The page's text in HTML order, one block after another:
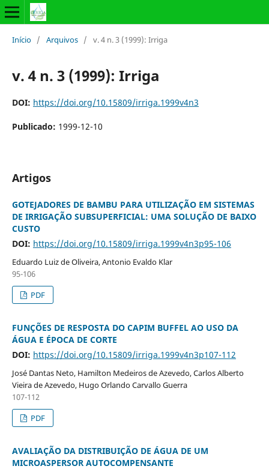
Início / Arquivos / v. 4 n. 3 (1999): Irriga
v. 4 n. 3 (1999): Irriga
DOI: https://doi.org/10.15809/irriga.1999v4n3
Publicado: 1999-12-10
Artigos
GOTEJADORES DE BAMBU PARA UTILIZAÇÃO EM SISTEMAS
DE IRRIGAÇÃO SUBSUPERFICIAL: UMA SOLUÇÃO DE BAIXO
CUSTO
DOI: https://doi.org/10.15809/irriga.1999v4n3p95-106
Eduardo Luiz de Oliveira, Antonio Evaldo Klar
95-106
PDF
FUNÇÕES DE RESPOSTA DO CAPIM BUFFEL AO USO DA
ÁGUA E ÉPOCA DE CORTE
DOI: https://doi.org/10.15809/irriga.1999v4n3p107-112
José Dantas Neto, Hamilton Medeiros de Azevedo, Carlos Alberto
Vieira de Azevedo, Hugo Orlando Carvallo Guerra
107-112
PDF
AVALIAÇÃO DA DISTRIBUIÇÃO DE ÁGUA DE UM
MICROASPERSOR AUTOCOMPENSANTE